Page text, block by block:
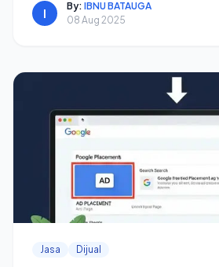
I
By: IBNU BATAUGA
08 Aug 2025
Jasa Dijual